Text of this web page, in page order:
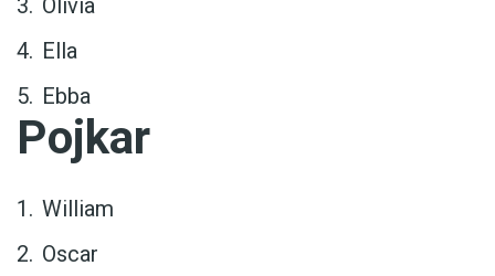
Ella
Ebba
Pojkar
William
Oscar